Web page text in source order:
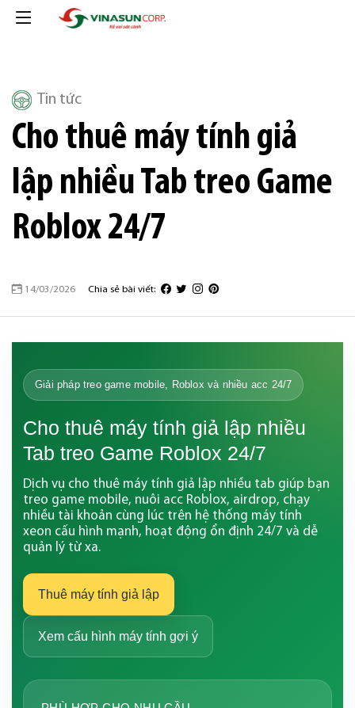
Tin tức
Cho thuê máy tính giả
lập nhiều Tab treo Game
Roblox 24/7
14/03/2026 Chia sẻ bài viết:
Giải pháp treo game mobile, Roblox và nhiều acc 24/7
Cho thuê máy tính giả lập nhiều
Tab treo Game Roblox 24/7
Dịch vụ cho thuê máy tính giả lập nhiều tab giúp bạn
treo game mobile, nuôi acc Roblox, airdrop, chạy
nhiều tài khoản cùng lúc trên hệ thống máy tính
xeon cấu hình mạnh, hoạt động ổn định 24/7 và dễ
quản lý từ xa.
Thuê máy tính giả lập
Xem cấu hình máy tính gợi ý